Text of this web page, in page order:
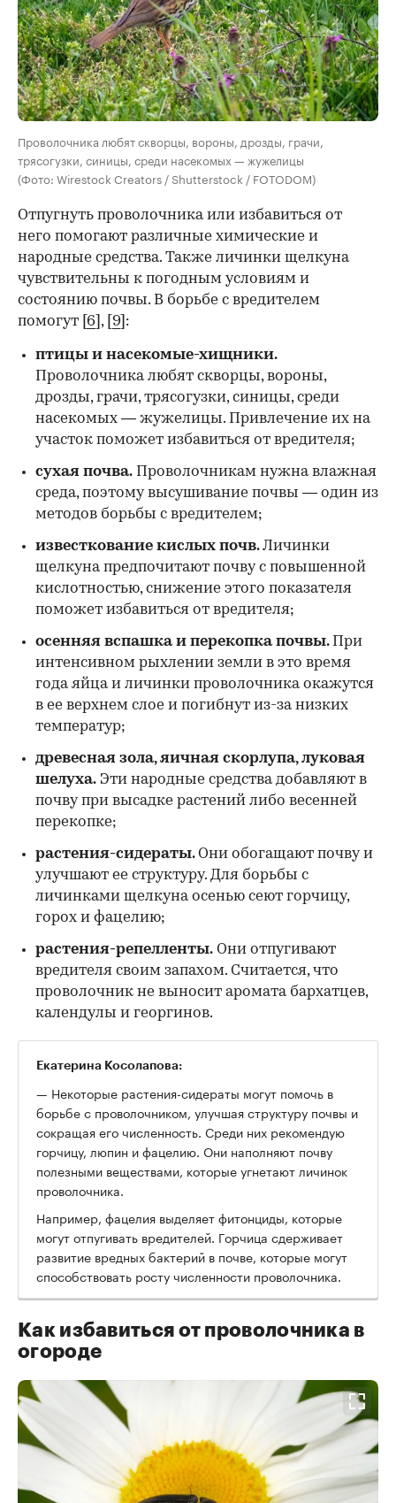
Проволочника любят скворцы, вороны, дрозды, грачи,
трясогузки, синицы, среди насекомых — жужелицы
(Фото: Wirestock Creators / Shutterstock / FOTODOM)
Отпугнуть проволочника или избавиться от
него помогают различные химические и
народные средства. Также личинки щелкуна
чувствительны к погодным условиям и
состоянию почвы. В борьбе с вредителем
помогут [ 6 ], [ 9]:
птицы и насекомые-хищники.
Проволочника любят скворцы, вороны,
дрозды, грачи, трясогузки, синицы, среди
насекомых — жужелицы. Привлечение их на
участок поможет избавиться от вредителя;
сухая почва. Проволочникам нужна влажная
среда, поэтому высушивание почвы — один из
методов борьбы с вредителем;
известкование кислых почв. Личинки
щелкуна предпочитают почву с повышенной
кислотностью, снижение этого показателя
поможет избавиться от вредителя;
осенняя вспашка и перекопка почвы. При
интенсивном рыхлении земли в это время
года яйца и личинки проволочника окажутся
в ее верхнем слое и погибнут из-за низких
температур;
древесная зола, яичная скорлупа, луковая
шелуха. Эти народные средства добавляют в
почву при высадке растений либо весенней
перекопке;
растения-сидераты. Они обогащают почву и
улучшают ее структуру. Для борьбы с
личинками щелкуна осенью сеют горчицу,
горох и фацелию;
растения-репелленты. Они отпугивают
вредителя своим запахом. Считается, что
проволочник не выносит аромата бархатцев,
календулы и георгинов.
Екатерина Косолапова:
— Некоторые растения-сидераты могут помочь в
борьбе с проволочником, улучшая структуру почвы и
сокращая его численность. Среди них рекомендую
горчицу, люпин и фацелию. Они наполняют почву
полезными веществами, которые угнетают личинок
проволочника.
Например, фацелия выделяет фитонциды, которые
могут отпугивать вредителей. Горчица сдерживает
развитие вредных бактерий в почве, которые могут
способствовать росту численности проволочника.
Как избавиться от проволочника в
огороде